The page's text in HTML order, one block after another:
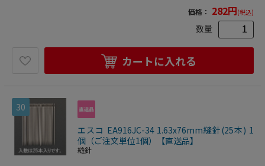
価格： 282円(税込)
数量
カートに入れる
30
エスコ EA916JC-34 1.63x76mm縫針(25本) 1
個（ご注文単位1個）【直送品】
縫針